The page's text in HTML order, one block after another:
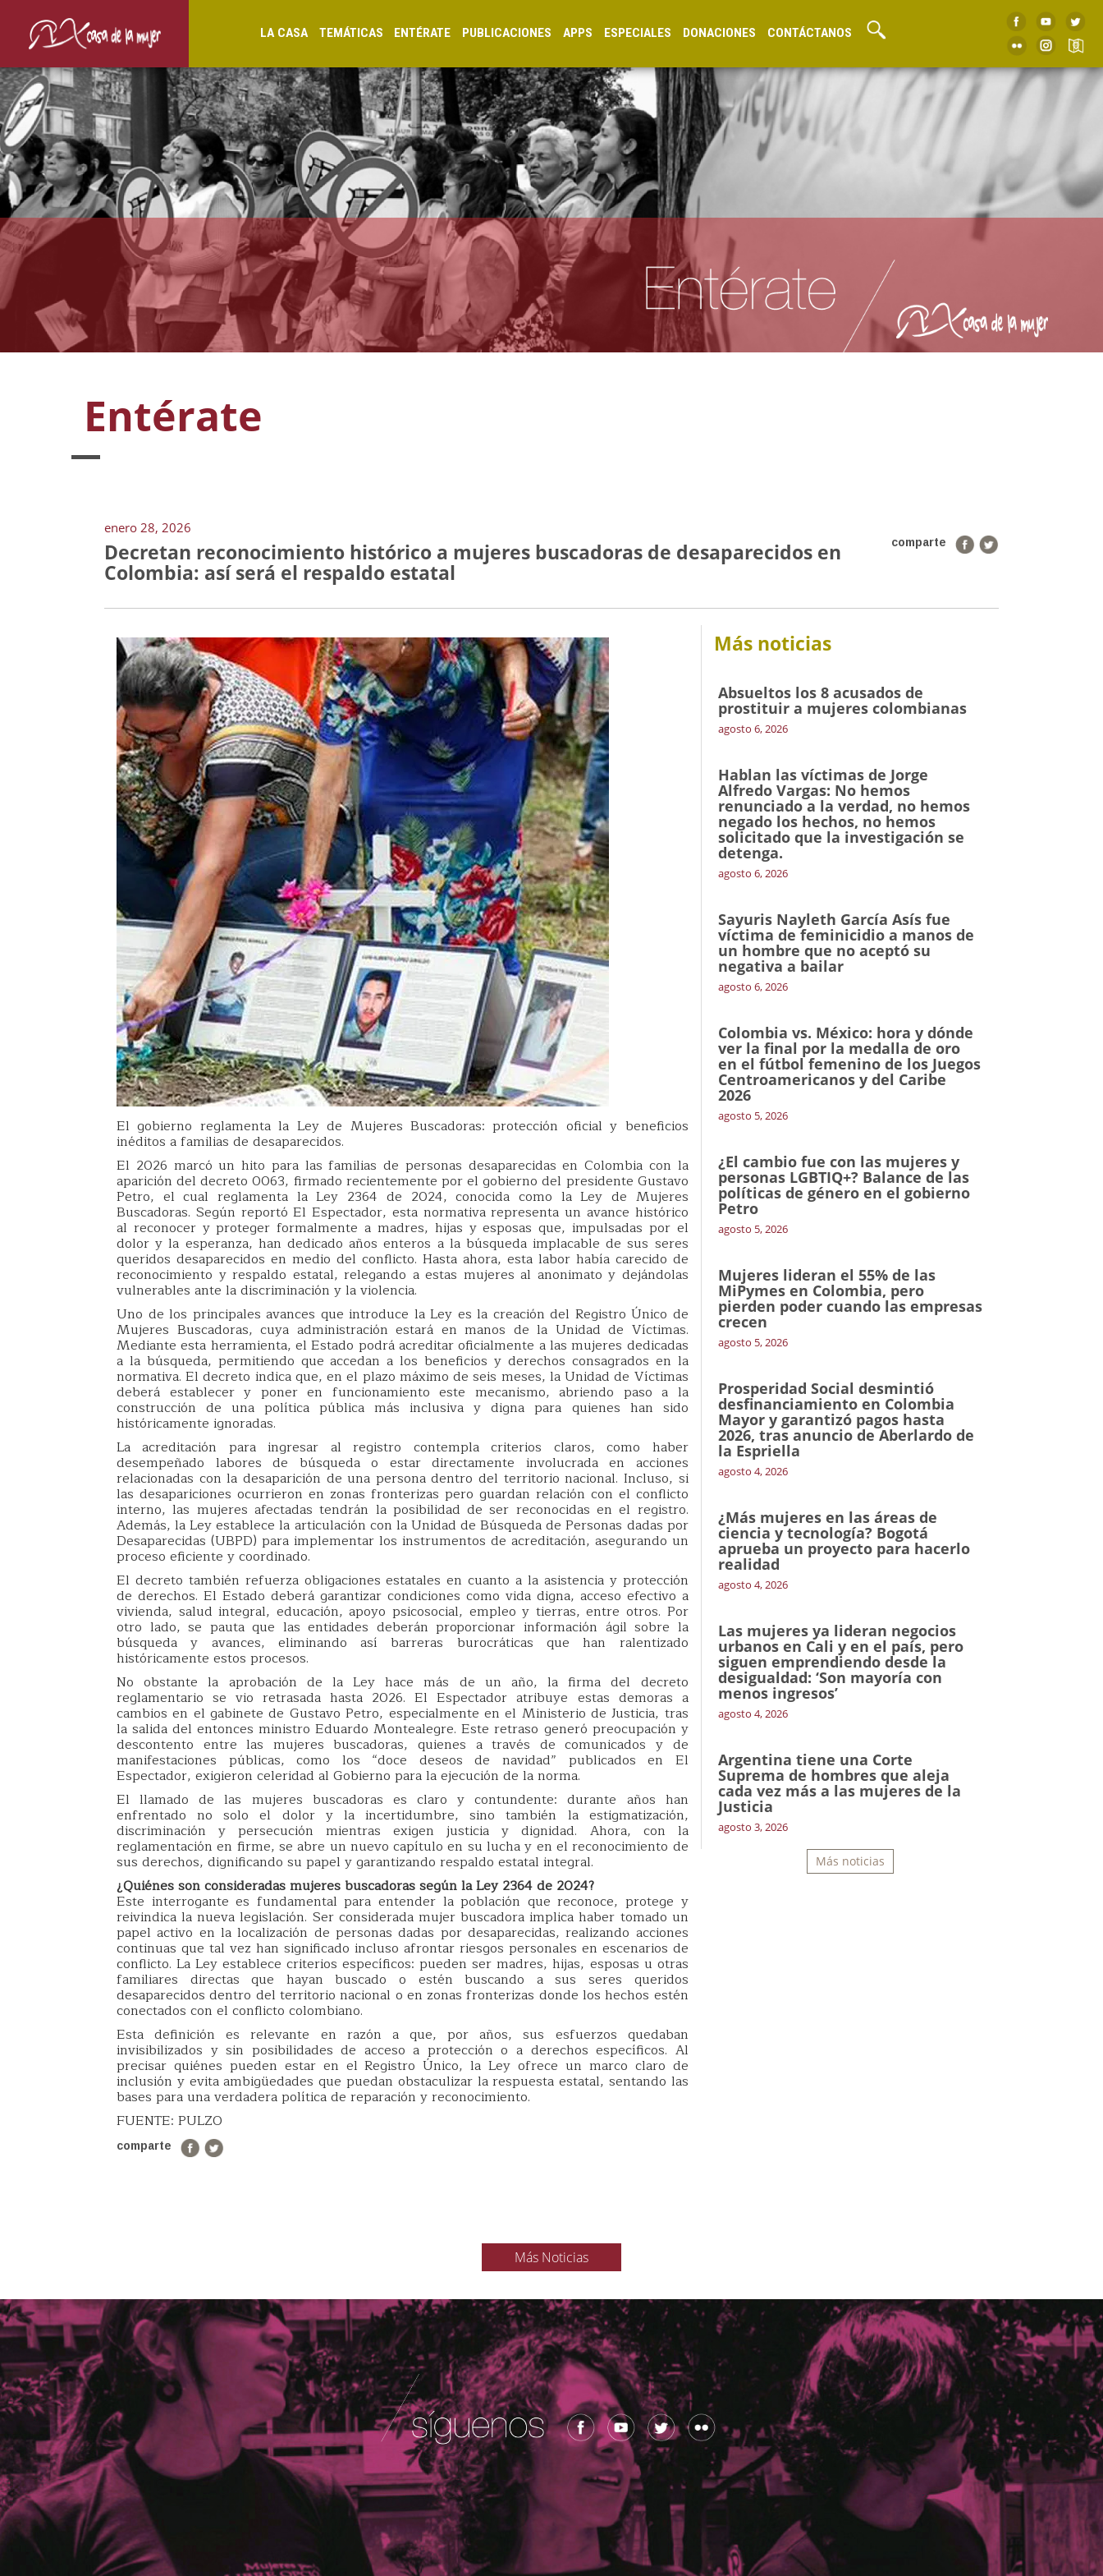
LA CASA TEMÁTICAS ENTÉRATE PUBLICACIONES APPS ESPECIALES DONACIONES CONTÁCTANOS
Entérate
enero 28, 2026
comparte
Decretan reconocimiento histórico a mujeres buscadoras de desaparecidos en
Colombia: así será el respaldo estatal
El gobierno reglamenta la Ley de Mujeres Buscadoras: protección oficial y beneficios
inéditos a familias de desaparecidos.
El 2026 marcó un hito para las familias de personas desaparecidas en Colombia con la
aparición del decreto 0063, firmado recientemente por el gobierno del presidente Gustavo
Petro, el cual reglamenta la Ley 2364 de 2024, conocida como la Ley de Mujeres
Buscadoras. Según reportó El Espectador, esta normativa representa un avance histórico
al reconocer y proteger formalmente a madres, hijas y esposas que, impulsadas por el
dolor y la esperanza, han dedicado años enteros a la búsqueda implacable de sus seres
queridos desaparecidos en medio del conflicto. Hasta ahora, esta labor había carecido de
reconocimiento y respaldo estatal, relegando a estas mujeres al anonimato y dejándolas
vulnerables ante la discriminación y la violencia.
Uno de los principales avances que introduce la Ley es la creación del Registro Único de
Mujeres Buscadoras, cuya administración estará en manos de la Unidad de Víctimas.
Mediante esta herramienta, el Estado podrá acreditar oficialmente a las mujeres dedicadas
a la búsqueda, permitiendo que accedan a los beneficios y derechos consagrados en la
normativa. El decreto indica que, en el plazo máximo de seis meses, la Unidad de Víctimas
deberá establecer y poner en funcionamiento este mecanismo, abriendo paso a la
construcción de una política pública más inclusiva y digna para quienes han sido
históricamente ignoradas.
La acreditación para ingresar al registro contempla criterios claros, como haber
desempeñado labores de búsqueda o estar directamente involucrada en acciones
relacionadas con la desaparición de una persona dentro del territorio nacional. Incluso, si
las desapariciones ocurrieron en zonas fronterizas pero guardan relación con el conflicto
interno, las mujeres afectadas tendrán la posibilidad de ser reconocidas en el registro.
Además, la Ley establece la articulación con la Unidad de Búsqueda de Personas dadas por
Desaparecidas (UBPD) para implementar los instrumentos de acreditación, asegurando un
proceso eficiente y coordinado.
El decreto también refuerza obligaciones estatales en cuanto a la asistencia y protección
de derechos. El Estado deberá garantizar condiciones como vida digna, acceso efectivo a
vivienda, salud integral, educación, apoyo psicosocial, empleo y tierras, entre otros. Por
otro lado, se pauta que las entidades deberán proporcionar información ágil sobre la
búsqueda y avances, eliminando así barreras burocráticas que han ralentizado
históricamente estos procesos.
No obstante la aprobación de la Ley hace más de un año, la firma del decreto
reglamentario se vio retrasada hasta 2026. El Espectador atribuye estas demoras a
cambios en el gabinete de Gustavo Petro, especialmente en el Ministerio de Justicia, tras
la salida del entonces ministro Eduardo Montealegre. Este retraso generó preocupación y
descontento entre las mujeres buscadoras, quienes a través de comunicados y de
manifestaciones públicas, como los “doce deseos de navidad” publicados en El
Espectador, exigieron celeridad al Gobierno para la ejecución de la norma.
El llamado de las mujeres buscadoras es claro y contundente: durante años han
enfrentado no solo el dolor y la incertidumbre, sino también la estigmatización,
discriminación y persecución mientras exigen justicia y dignidad. Ahora, con la
reglamentación en firme, se abre un nuevo capítulo en su lucha y en el reconocimiento de
sus derechos, dignificando su papel y garantizando respaldo estatal integral.
¿Quiénes son consideradas mujeres buscadoras según la Ley 2364 de 2024?
Este interrogante es fundamental para entender la población que reconoce, protege y
reivindica la nueva legislación. Ser considerada mujer buscadora implica haber tomado un
papel activo en la localización de personas dadas por desaparecidas, realizando acciones
continuas que tal vez han significado incluso afrontar riesgos personales en escenarios de
conflicto. La Ley establece criterios específicos: pueden ser madres, hijas, esposas u otras
familiares directas que hayan buscado o estén buscando a sus seres queridos
desaparecidos dentro del territorio nacional o en zonas fronterizas donde los hechos estén
conectados con el conflicto colombiano.
Esta definición es relevante en razón a que, por años, sus esfuerzos quedaban
invisibilizados y sin posibilidades de acceso a protección o a derechos específicos. Al
precisar quiénes pueden estar en el Registro Único, la Ley ofrece un marco claro de
inclusión y evita ambigüedades que puedan obstaculizar la respuesta estatal, sentando las
bases para una verdadera política de reparación y reconocimiento.
FUENTE: PULZO
comparte
Más noticias
Absueltos los 8 acusados de
prostituir a mujeres colombianas
agosto 6, 2026
Hablan las víctimas de Jorge
Alfredo Vargas: No hemos
renunciado a la verdad, no hemos
negado los hechos, no hemos
solicitado que la investigación se
detenga.
agosto 6, 2026
Sayuris Nayleth García Asís fue
víctima de feminicidio a manos de
un hombre que no aceptó su
negativa a bailar
agosto 6, 2026
Colombia vs. México: hora y dónde
ver la final por la medalla de oro
en el fútbol femenino de los Juegos
Centroamericanos y del Caribe
2026
agosto 5, 2026
¿El cambio fue con las mujeres y
personas LGBTIQ+? Balance de las
políticas de género en el gobierno
Petro
agosto 5, 2026
Mujeres lideran el 55% de las
MiPymes en Colombia, pero
pierden poder cuando las empresas
crecen
agosto 5, 2026
Prosperidad Social desmintió
desfinanciamiento en Colombia
Mayor y garantizó pagos hasta
2026, tras anuncio de Aberlardo de
la Espriella
agosto 4, 2026
¿Más mujeres en las áreas de
ciencia y tecnología? Bogotá
aprueba un proyecto para hacerlo
realidad
agosto 4, 2026
Las mujeres ya lideran negocios
urbanos en Cali y en el país, pero
siguen emprendiendo desde la
desigualdad: ‘Son mayoría con
menos ingresos’
agosto 4, 2026
Argentina tiene una Corte
Suprema de hombres que aleja
cada vez más a las mujeres de la
Justicia
agosto 3, 2026
Más noticias
Más Noticias